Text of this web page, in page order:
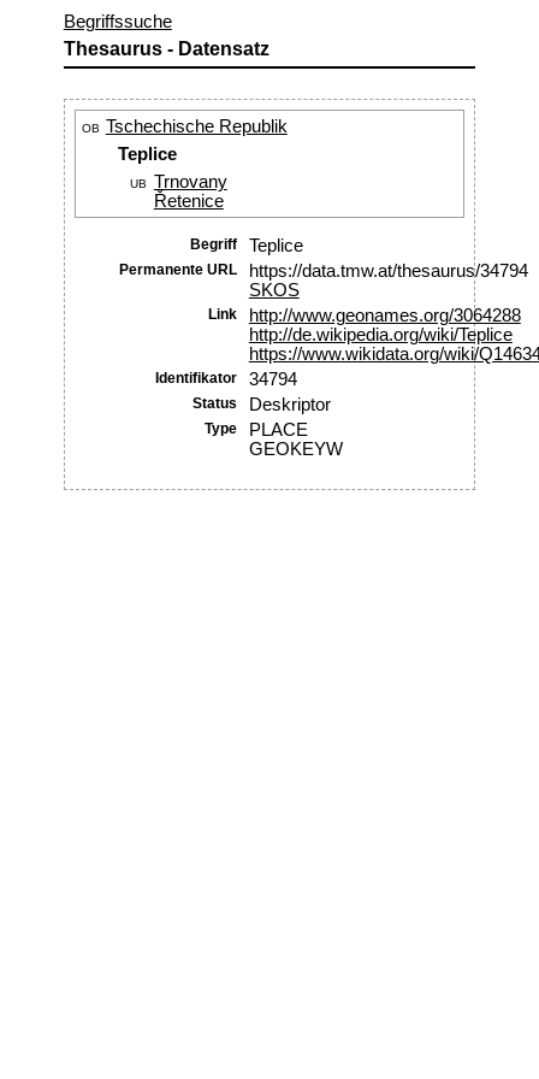
Begriffssuche
Thesaurus - Datensatz
OB Tschechische Republik
Teplice
UB
Trnovany
Řetenice
Begriff Teplice
Permanente URL
https://data.tmw.at/thesaurus/34794
SKOS
Link
http://www.geonames.org/3064288
http://de.wikipedia.org/wiki/Teplice
https://www.wikidata.org/wiki/
Identifikator 34794
Status Deskriptor
Type
PLACE
GEOKEYW